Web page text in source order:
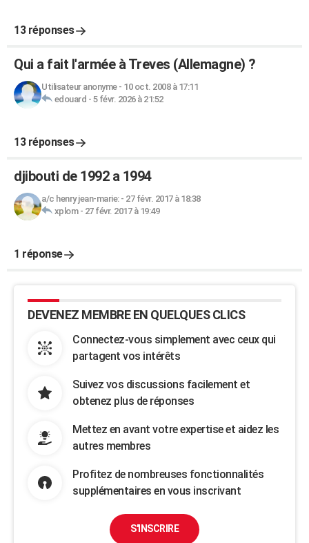
13 réponses
Qui a fait l'armée à Treves (Allemagne) ?
Utilisateur anonyme- 10 oct. 2008 à 17:11
edouard - 5 févr. 2026 à 21:52
13 réponses
djibouti de 1992 a 1994
a/c henry jean-marie:- 27 févr. 2017 à 18:38
xplom- 27 févr. 2017 à 19:49
1 réponse
DEVENEZ MEMBRE EN QUELQUES CLICS
Connectez-vous simplement avec ceux qui
partagent vos intérêts
Suivez vos discussions facilement et
obtenez plus de réponses
Mettez en avant votre expertise et aidez les
autres membres
Profitez de nombreuses fonctionnalités
supplémentaires en vous inscrivant
S'INSCRIRE